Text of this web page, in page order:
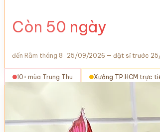
Còn 50 ngày
đến Rằm tháng 8 · 25/09/2026 — đặt sỉ trước
10+ mùa Trung Thu Xưởng TP.HCM trực